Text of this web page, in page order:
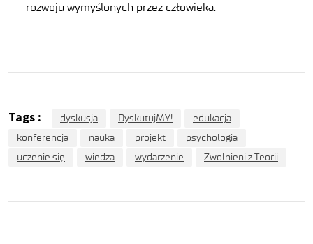
rozwoju wymyślonych przez człowieka.
Tags : dyskusja DyskutujMY!
edukacja
konferencja
nauka projekt
psychologia
uczenie się
wiedza wydarzenie Zwolnieni z Teorii